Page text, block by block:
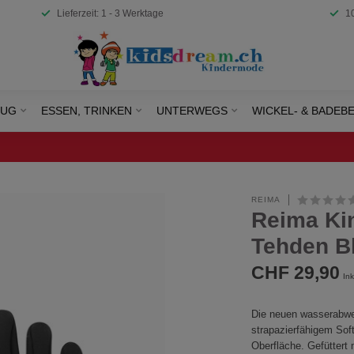
Lieferzeit: 1 - 3 Werktage
ESSEN, TRINKEN UNTERWEGS WICKEL- &
REIMA
Reima
Tehden
CHF 29,90
Die neuen
strapazierfähigem
Oberfläche. Gefüttert